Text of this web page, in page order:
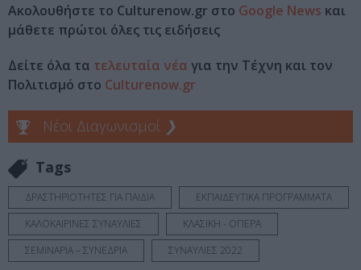
Ακολουθήστε το Culturenow.gr στο Google News και
μάθετε πρώτοι όλες τις ειδήσεις
Δείτε όλα τα τελευταία νέα για την Τέχνη και τον
Πολιτισμό στο Culturenow.gr
Νέοι Διαγωνισμοί ❯
Tags
ΔΡΑΣΤΗΡΙΟΤΗΤΕΣ ΓΙΑ ΠΑΙΔΙΑ
ΕΚΠΑΙΔΕΥΤΙΚΑ ΠΡΟΓΡΑΜΜΑΤΑ
ΚΑΛΟΚΑΙΡΙΝΕΣ ΣΥΝΑΥΛΙΕΣ
ΚΛΑΣΙΚΗ - ΟΠΕΡΑ
ΣΕΜΙΝΑΡΙΑ – ΣΥΝΕΔΡΙΑ
ΣΥΝΑΥΛΙΕΣ 2022